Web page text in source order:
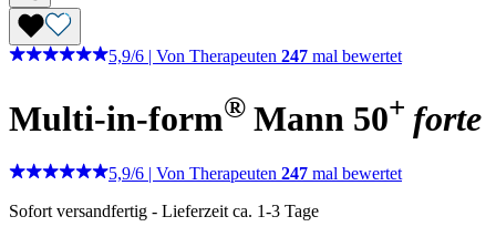
5,9/6 | Von Therapeuten 247 mal bewertet
Multi-in-form® Mann 50+ forte
5,9/6 | Von Therapeuten 247 mal bewertet
Sofort versandfertig - Lieferzeit ca. 1-3 Tage